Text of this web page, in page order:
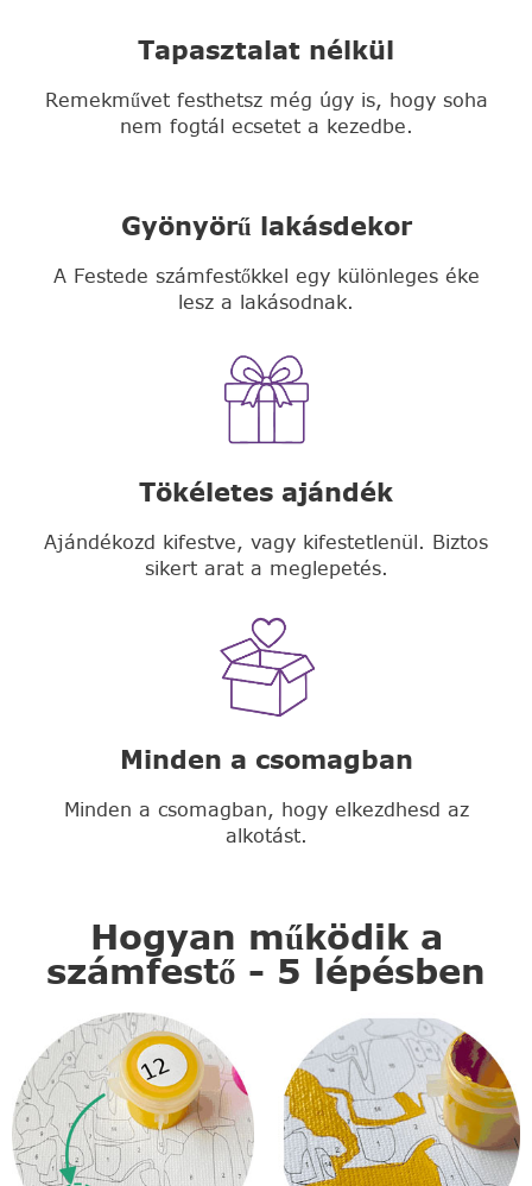
Tapasztalat nélkül
Remekművet festhetsz még úgy is, hogy soha
nem fogtál ecsetet a kezedbe.
Gyönyörű lakásdekor
A Festede számfestőkkel egy különleges éke
lesz a lakásodnak.
Tökéletes ajándék
Ajándékozd kifestve, vagy kifestetlenül. Biztos
sikert arat a meglepetés.
Minden a csomagban
Minden a csomagban, hogy elkezdhesd az
alkotást.
Hogyan működik a
számfestő - 5 lépésben